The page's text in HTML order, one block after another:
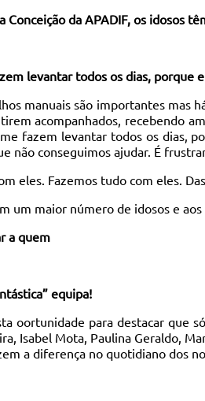
da APADIF, os idosos
levantar todos os dias, porque
manuais são importantes mas
acompanhados, recebendo
fazem levantar todos os dias,
não conseguimos ajudar. É
eles. Fazemos tudo com eles.
um maior número de idosos e
a quem
equipa!
oortunidade para destacar que
Isabel Mota, Paulina Geraldo,
a diferença no quotidiano dos